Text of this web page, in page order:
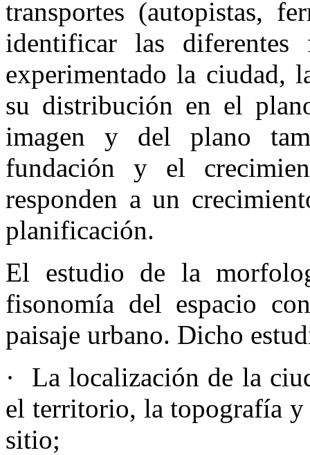
transportes (autopistas,
identificar las
experimentado la ciudad,
su distribución en el
imagen y del plano
fundación y el
responden a un
planificación.
El estudio de la
fisonomía del espacio
paisaje urbano. Dicho
· La localización de la
el territorio, la topografía y
sitio;